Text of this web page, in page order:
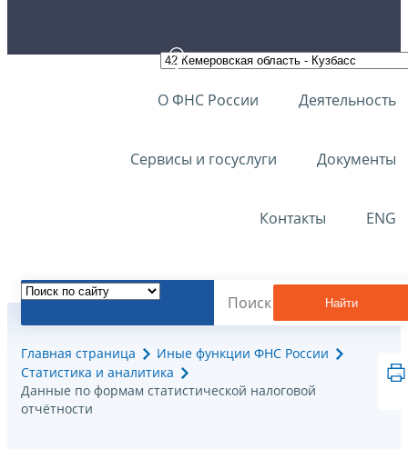
О ФНС России Деятельность
Сервисы и госуслуги Документы
Контакты ENG
Найти
Главная страница
Иные функции ФНС России
Статистика и аналитика
Данные по формам статистической налоговой
отчётности